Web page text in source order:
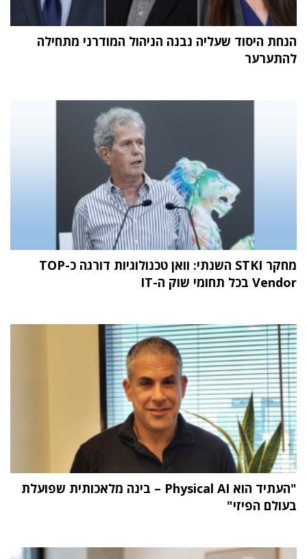
הנחת היסוד שעליה נבנה הניהול המודרני מתחילה
להתערער
מחקר STKI השנתי: וואן טכנולוגיות דורגה כ-TOP
Vendor בכל תחומי שוק ה-IT
"העתיד הוא Physical AI – בינה מלאכותית שפועלת
בעולם הפיזי"